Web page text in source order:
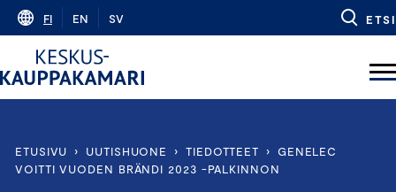
Skip
content
FI EN SV ETSI
ETUSIVU › UUTISHUONE › TIEDOTTEET › GENELEC
VOITTI VUODEN BRÄNDI 2023 -PALKINNON